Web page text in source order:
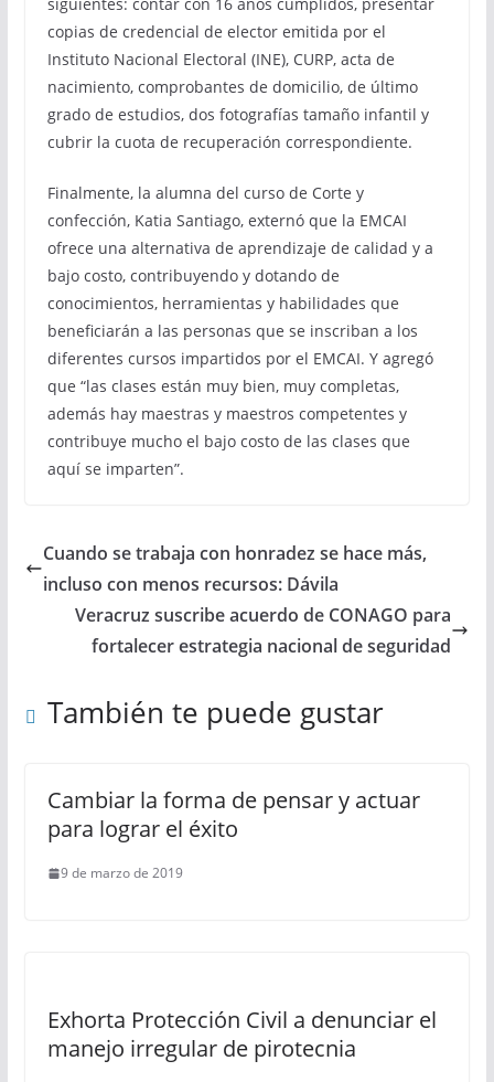
copias de credencial de elector emitida por el
Instituto Nacional Electoral (INE), CURP, acta de
nacimiento, comprobantes de domicilio, de último
grado de estudios, dos fotografías tamaño infantil y
cubrir la cuota de recuperación correspondiente.
Finalmente, la alumna del curso de Corte y
confección, Katia Santiago, externó que la EMCAI
ofrece una alternativa de aprendizaje de calidad y a
bajo costo, contribuyendo y dotando de
conocimientos, herramientas y habilidades que
beneficiarán a las personas que se inscriban a los
diferentes cursos impartidos por el EMCAI. Y agregó
que “las clases están muy bien, muy completas,
además hay maestras y maestros competentes y
contribuye mucho el bajo costo de las clases que
aquí se imparten”.
Cuando se trabaja con honradez se hace más,
incluso con menos recursos: Dávila
Veracruz suscribe acuerdo de CONAGO para
fortalecer estrategia nacional de seguridad
También te puede gustar
Cambiar la forma de pensar y actuar
para lograr el éxito
9 de marzo de 2019
Exhorta Protección Civil a denunciar el
manejo irregular de pirotecnia